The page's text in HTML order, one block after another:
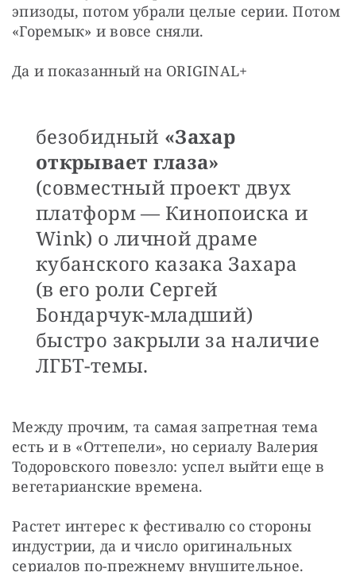
эпизоды, потом убрали целые серии. Потом
«Горемык» и вовсе сняли.
Да и показанный на ORIGINAL+
безобидный «Захар
открывает глаза»
(совместный проект двух
платформ — Кинопоиска и
Wink) о личной драме
кубанского казака Захара
(в его роли Сергей
Бондарчук-младший)
быстро закрыли за наличие
ЛГБТ-темы.
Между прочим, та самая запретная тема
есть и в «Оттепели», но сериалу Валерия
Тодоровского повезло: успел выйти еще в
вегетарианские времена.
Растет интерес к фестивалю со стороны
индустрии, да и число оригинальных
сериалов по-прежнему внушительное.